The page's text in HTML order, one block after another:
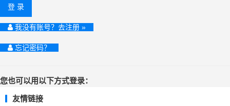
登 录
我没有账号？去注册 »
忘记密码？
您也可以用以下方式登录：
友情链接